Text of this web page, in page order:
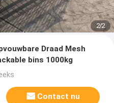
2/2
Draad Mesh
bins 1000kg
Contact nu